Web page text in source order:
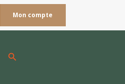
Mon compte
search